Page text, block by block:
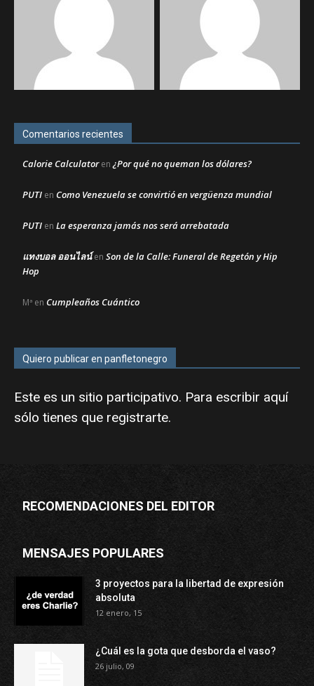
Comentarios recientes
Calorie Calculatoren¿Por qué no queman los dólares?
PUTI en Como Venezuela se convirtió en vergüenza mundial
PUTI en La esperanza jamás nos será arrebatada
แทงบอล ออนไลน์en Son de la Calle: Funeral de Regetón y Hip
Hop
Mª en Cumpleaños Cuántico
Quiero publicar en panfletonegro
Este es un sitio participativo. Para escribir aquí
sólo tienes que registrarte.
RECOMENDACIONES DEL EDITOR
MENSAJES POPULARES
3 proyectos para la libertad de expresión
absoluta
12 enero, 15
¿Cuál es la gota que desborda el vaso?
26 julio, 09